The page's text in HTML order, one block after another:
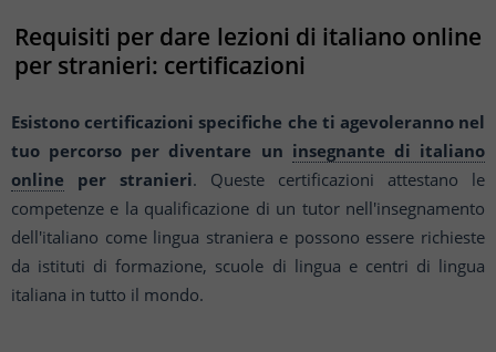
Requisiti per dare lezioni di italiano online
per stranieri: certificazioni
Esistono certificazioni specifiche che ti agevoleranno nel
tuo percorso per diventare un insegnante di italiano
online per stranieri. Queste certificazioni attestano le
competenze e la qualificazione di un tutor nell'insegnamento
dell'italiano come lingua straniera e possono essere richieste
da istituti di formazione, scuole di lingua e centri di lingua
italiana in tutto il mondo.